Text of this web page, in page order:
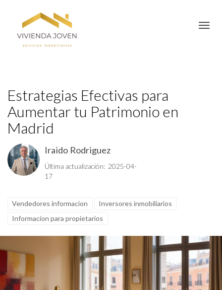
Estrategias Efectivas para
Aumentar tu Patrimonio en
Madrid
Iraido Rodriguez
Última actualización: 2025-04-
17
Vendedores informacion
Inversores inmobiliarios
Informacion para propietarios